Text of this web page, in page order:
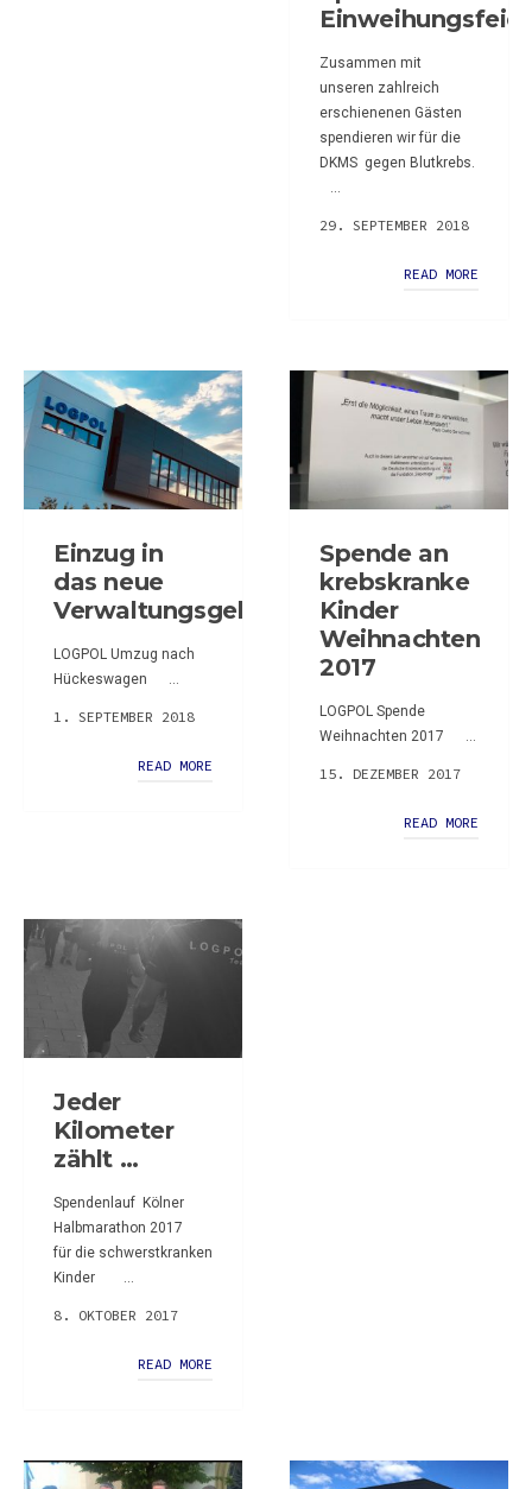
Einweihungsfeier
Zusammen mit
unseren zahlreich
erschienenen Gästen
spendieren wir für die
DKMS gegen Blutkrebs.
...
29. SEPTEMBER 2018
READ MORE
Einzug in
das neue
Verwaltungsgebäude
LOGPOL Umzug nach
Hückeswagen ...
1. SEPTEMBER 2018
READ MORE
Spende an
krebskranke
Kinder
Weihnachten
2017
LOGPOL Spende
Weihnachten 2017 ...
15. DEZEMBER 2017
READ MORE
Jeder
Kilometer
zählt …
Spendenlauf Kölner
Halbmarathon 2017
für die schwerstkranken
Kinder ...
8. OKTOBER 2017
READ MORE